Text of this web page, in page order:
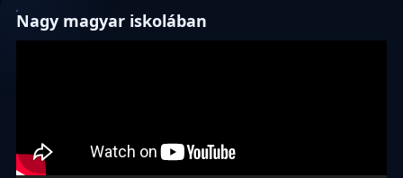
Nagy magyar iskolában